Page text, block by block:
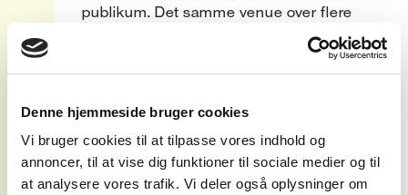
Denne hjemmeside bruger cookies
Vi bruger cookies til at tilpasse vores indhold og
annoncer, til at vise dig funktioner til sociale medier og til
at analysere vores trafik. Vi deler også oplysninger om
publikum. Det samme venue over flere
dage skaber tryghed og fordybelse – som
giver plads til nuancer, variationer og
øjeblikke, der kun opstår én gang.
Den anerkendte duo består af Jonathan
Bremer (bas) og Morten McCoy, der i mere
end et årti har skabt en varm, meditativ og
melodisk klangverden, som er blevet